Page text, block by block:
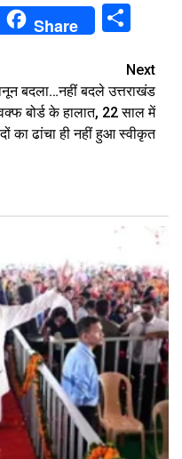
Share
Next
बदला…नहीं बदले उत्तराखंड
बोर्ड के हालात, 22 साल में
का ढांचा ही नहीं हुआ स्वीकृत